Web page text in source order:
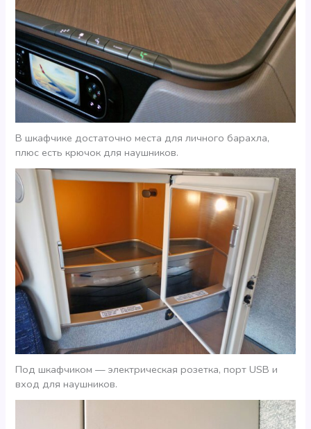
В шкафчике достаточно места для личного барахла,
плюс есть крючок для наушников.
Под шкафчиком — электрическая розетка, порт USB и
вход для наушников.